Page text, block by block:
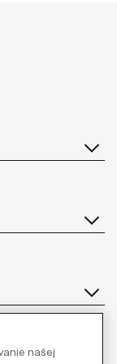
našej